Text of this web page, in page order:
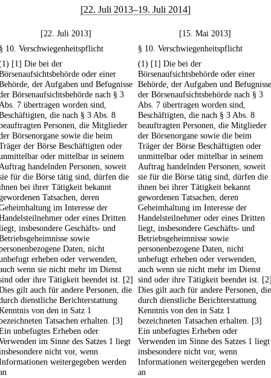
[22. Juli 2013–19. Juli 2014]
[22. Juli 2013]
[15. Mai 2013]
10. Verschwiegenheitspflicht
§ 10. Verschwiegenheitspflicht
[1] Die bei der
oder einer
der Aufgaben und Befugnisse
Börsenaufsichtsbehörde nach § 3
7 übertragen worden sind,
die nach § 3 Abs. 8
Personen, die Mitglieder
Börsenorgane sowie die beim
der Börse Beschäftigten oder
oder mittelbar in seinem
handelnden Personen, soweit
für die Börse tätig sind, dürfen die
bei ihrer Tätigkeit bekannt
Tatsachen, deren
im Interesse der
oder eines Dritten
insbesondere Geschäfts- und
sowie
Daten, nicht
erheben oder verwenden,
wenn sie nicht mehr im Dienst
oder ihre Tätigkeit beendet ist. [2]
gilt auch für andere Personen, die
dienstliche Berichterstattung
von den in Satz 1
Tatsachen erhalten. [3]
unbefugtes Erheben oder
im Sinne des Satzes 1 liegt
nicht vor, wenn
weitergegeben werden
(1) [1] Die bei der
Börsenaufsichtsbehörde oder einer
Behörde, der Aufgaben und Befugnisse
der Börsenaufsichtsbehörde nach § 3
Abs. 7 übertragen worden sind,
Beschäftigten, die nach § 3 Abs. 8
beauftragten Personen, die Mitglieder
der Börsenorgane sowie die beim
Träger der Börse Beschäftigten oder
unmittelbar oder mittelbar in seinem
Auftrag handelnden Personen, soweit
sie für die Börse tätig sind, dürfen die
ihnen bei ihrer Tätigkeit bekannt
gewordenen Tatsachen, deren
Geheimhaltung im Interesse der
Handelsteilnehmer oder eines Dritten
liegt, insbesondere Geschäfts- und
Betriebsgeheimnisse sowie
personenbezogene Daten, nicht
unbefugt erheben oder verwenden,
auch wenn sie nicht mehr im Dienst
sind oder ihre Tätigkeit beendet ist.
Dies gilt auch für andere Personen, die
durch dienstliche Berichterstattung
Kenntnis von den in Satz 1
bezeichneten Tatsachen erhalten. [3]
Ein unbefugtes Erheben oder
Verwenden im Sinne des Satzes 1 liegt
insbesondere nicht vor, wenn
Informationen weitergegeben werden
an